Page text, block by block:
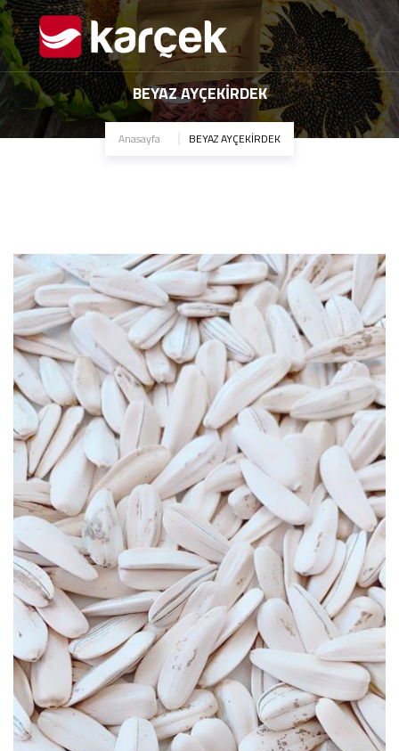
BEYAZ AYÇEKİRDEK
Anasayfa BEYAZ AYÇEKİRDEK